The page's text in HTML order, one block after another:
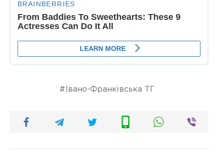
Івано-Франківська ТГ